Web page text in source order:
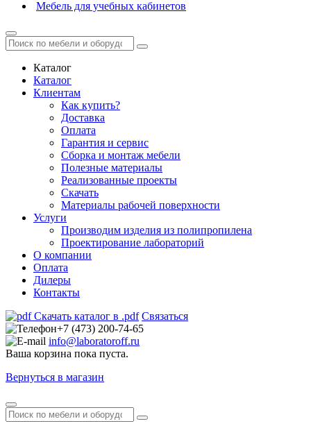
Мебель для учебных кабинетов
Каталог
Каталог
Клиентам
Как купить?
Доставка
Оплата
Гарантия и сервис
Сборка и монтаж мебели
Полезные материалы
Реализованные проекты
Скачать
Материалы рабочей поверхности
Услуги
Производим изделия из полипропилена
Проектирование лабораторий
О компании
Оплата
Дилеры
Контакты
Скачать каталог в .pdf Связаться
+7 (473) 200-74-65
info@laboratoroff.ru
Ваша корзина пока пуста.
Вернуться в магазин